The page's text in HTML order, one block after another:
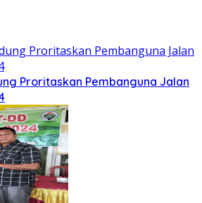
Proritaskan Pembanguna Jalan